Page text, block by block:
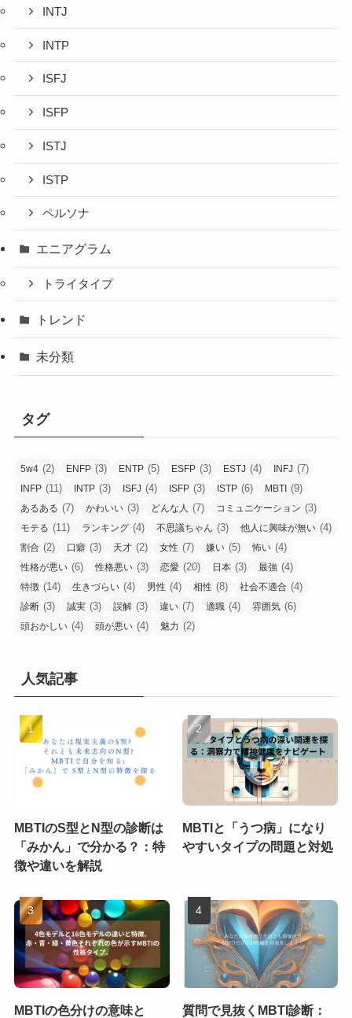
INTJ
INTP
ISFJ
ISFP
ISTJ
ISTP
ペルソナ
エニアグラム
トライタイプ
トレンド
未分類
タグ
5w4 (2) ENFP (3) ENTP (5) ESFP (3) ESTJ (4) INFJ (7)
INFP (11) INTP (3) ISFJ (4) ISFP (3) ISTP (6) MBTI (9)
あるある (7) かわいい (3) どんな人 (7) コミュニケーション (3)
モテる (11) ランキング (4) 不思議ちゃん (3) 他人に興味が無い (4)
割合 (2) 口癖 (3) 天才 (2) 女性 (7) 嫌い (5) 怖い (4)
性格が悪い (6) 性格悪い (3) 恋愛 (20) 日本 (3) 最強 (4)
特徴 (14) 生きづらい (4) 男性 (4) 相性 (8) 社会不適合 (4)
診断 (3) 誠実 (3) 誤解 (3) 違い (7) 適職 (4) 雰囲気 (6)
頭おかしい (4) 頭が悪い (4) 魅力 (2)
人気記事
MBTIのS型とN型の診断は
「みかん」で分かる？：特
徴や違いを解説
MBTIと「うつ病」になり
やすいタイプの問題と対処
MBTIの色分けの意味と
質問で見抜くMBTI診断：